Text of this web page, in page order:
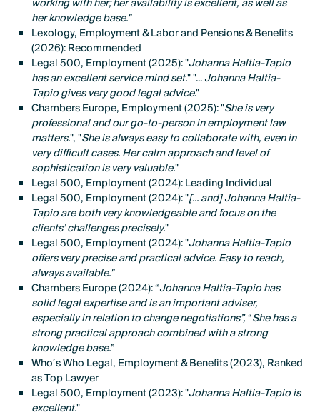
her knowledge base."
Lexology, Employment & Labor and Pensions & Benefits
(2026): Recommended
Legal 500, Employment (2025): "Johanna Haltia-Tapio
has an excellent service mind set." "...Johanna Haltia-
Tapio gives very good legal advice."
Chambers Europe, Employment (2025): "She is very
professional and our go-to-person in employment law
matters.", "She is always easy to collaborate with, even in
very difficult cases. Her calm approach and level of
sophistication is very valuable."
Legal 500, Employment (2024): Leading Individual
Legal 500, Employment (2024): "[... and]Johanna Haltia-
Tapio are both very knowledgeable and focus on the
clients’ challenges precisely."
Legal 500, Employment (2024): "Johanna Haltia-Tapio
offers very precise and practical advice. Easy to reach,
always available."
Chambers Europe (2024): “Johanna Haltia-Tapio has
solid legal expertise and is an important adviser,
especially in relation to change negotiations”,“She has a
strong practical approach combined with a strong
knowledge base.”
Who´s Who Legal, Employment & Benefits (2023), Ranked
as Top Lawyer
Legal 500, Employment (2023): "Johanna Haltia-Tapio is
excellent."